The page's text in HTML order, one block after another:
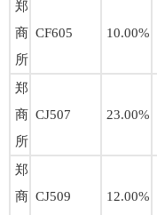
郑
商
所
CF605 10.00%
郑
商
所
CJ507 23.00%
郑
商 CJ509 12.00%